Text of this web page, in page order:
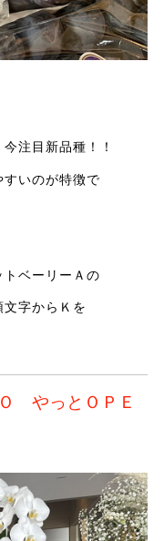
注目新品種！！
いのが特徴で
トベーリーＡの
字からＫを
やっとＯＰＥ